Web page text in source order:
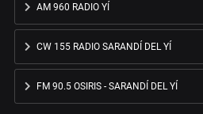
AM 960 RADIO YÍ
CW 155 RADIO SARANDÍ DEL YÍ
FM 90.5 OSIRIS - SARANDÍ DEL YÍ